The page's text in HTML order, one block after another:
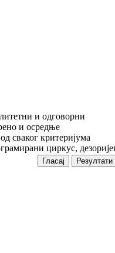
и одговорни
и осредње
сваког критеријума
циркус,